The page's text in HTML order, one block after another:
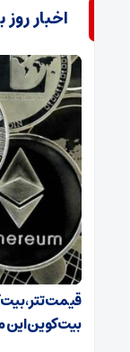
اخبار روز
بیت‌کوین این